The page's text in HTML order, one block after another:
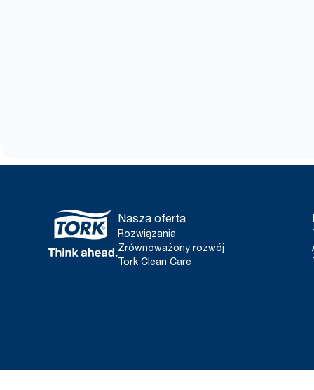
Nasza oferta
Rozwiązania
Zrównoważony rozwój
Tork Clean Care